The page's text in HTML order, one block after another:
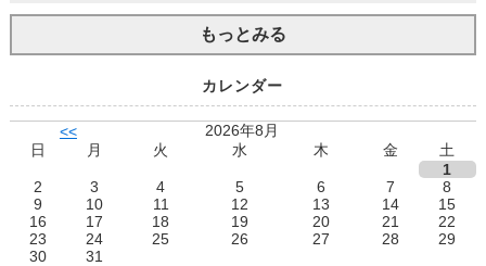
もっとみる
カレンダー
<<
2026年8月
日
月 火 水 木 金
土
1
2
3 4 5 6 7
8
9
10 11 12 13 14
15
16
17 18 19 20 21
22
23
24 25 26 27 28
29
30
31